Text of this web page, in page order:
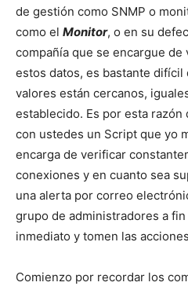
de gestión como SNMP o
como el Monitor, o en su
compañía que se encargue
estos datos, es bastante difícil
valores están cercanos,
establecido. Es por esta
con ustedes un Script que yo
encarga de verificar
conexiones y en cuanto sea
una alerta por correo
grupo de administradores a
inmediato y tomen las
Comienzo por recordar los